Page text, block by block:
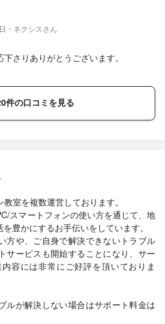
・ネクシスさん
さりありがとうございます。
件の口コミを見る
室を複数運営しております。
スマートフォンの使い方を通じて、地
豊かにするお手伝いをしています。
方や、ご自身で解決できないトラブル
サービスも開始することになり、サー
容には非常にご好評を頂いておりま
ルが解決しない場合はサポート料金は